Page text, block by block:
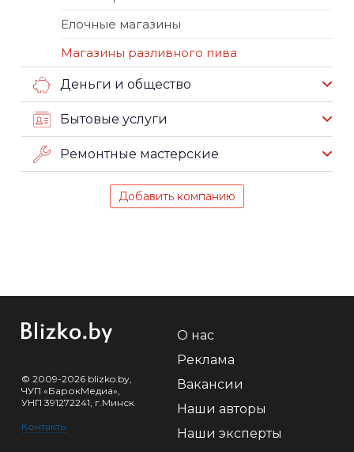
Елочные магазины
Магазины разливного пива
Деньги и общество
Бытовые услуги
Ремонтные мастерские
Добавить компанию
© 2009-2026 blizko.by,
ЧУП «БарокМедиа»,
УНП 391272241, г.Минск
Контакты
О нас
Реклама
Вакансии
Наши авторы
Наши эксперты